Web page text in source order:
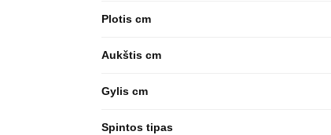
Plotis cm
Aukštis cm
Gylis cm
Spintos tipas